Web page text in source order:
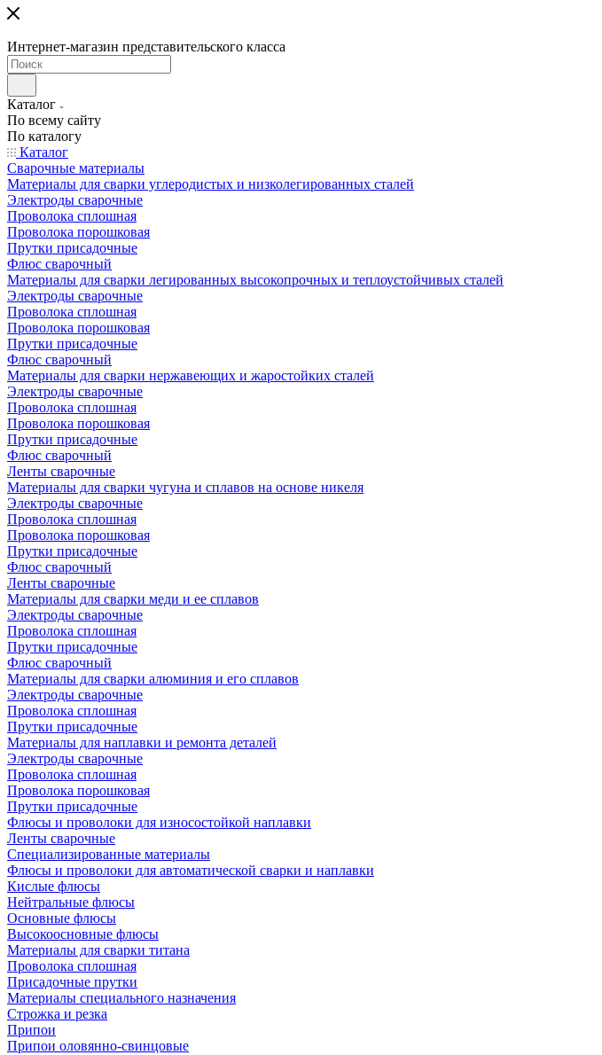
Интернет-магазин представительского класса
Каталог
По всему сайту
По каталогу
Каталог
Сварочные материалы
Материалы для сварки углеродистых и низколегированных сталей
Электроды сварочные
Проволока сплошная
Проволока порошковая
Прутки присадочные
Флюс сварочный
Материалы для сварки легированных высокопрочных и теплоустойчивых сталей
Электроды сварочные
Проволока сплошная
Проволока порошковая
Прутки присадочные
Флюс сварочный
Материалы для сварки нержавеющих и жаростойких сталей
Электроды сварочные
Проволока сплошная
Проволока порошковая
Прутки присадочные
Флюс сварочный
Ленты сварочные
Материалы для сварки чугуна и сплавов на основе никеля
Электроды сварочные
Проволока сплошная
Проволока порошковая
Прутки присадочные
Флюс сварочный
Ленты сварочные
Материалы для сварки меди и ее сплавов
Электроды сварочные
Проволока сплошная
Прутки присадочные
Флюс сварочный
Материалы для сварки алюминия и его сплавов
Электроды сварочные
Проволока сплошная
Прутки присадочные
Материалы для наплавки и ремонта деталей
Электроды сварочные
Проволока сплошная
Проволока порошковая
Прутки присадочные
Флюсы и проволоки для износостойкой наплавки
Ленты сварочные
Специализированные материалы
Флюсы и проволоки для автоматической сварки и наплавки
Кислые флюсы
Нейтральные флюсы
Основные флюсы
Высокоосновные флюсы
Материалы для сварки титана
Проволока сплошная
Присадочные прутки
Материалы специального назначения
Строжка и резка
Припои
Припои оловянно-свинцовые